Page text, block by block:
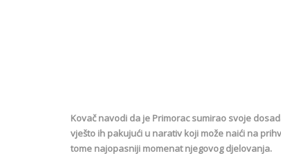
Kovač navodi da je Primorac sumirao svoje
vješto ih pakujući u narativ koji može naići na
tome najopasniji momenat njegovog djelovanja.